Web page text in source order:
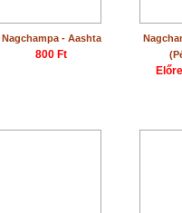
Nagchampa - Aashta
800 Ft